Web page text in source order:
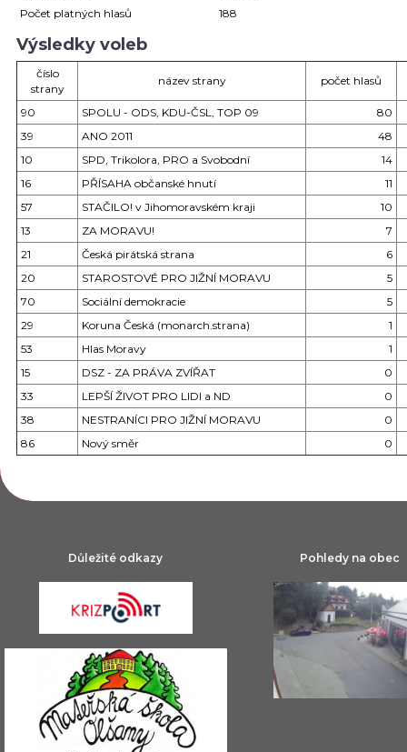
Počet platných hlasů
188
Výsledky voleb
číslo
strany
název strany počet hlasů
90 SPOLU - ODS, KDU-ČSL, TOP 09
80
39
ANO 2011
48
10
SPD, Trikolora, PRO a Svobodní
14
16
PŘÍSAHA občanské hnutí
11
57
STAČILO! v Jihomoravském kraji
10
13
ZA MORAVU!
7
21
Česká pirátská strana
6
20
STAROSTOVÉ PRO JIŽNÍ MORAVU
5
70
Sociální demokracie
5
29
Koruna Česká (monarch.strana)
1
53
Hlas Moravy
1
15
DSZ - ZA PRÁVA ZVÍŘAT
0
33
LEPŠÍ ŽIVOT PRO LIDI a ND
0
38
NESTRANÍCI PRO JIŽNÍ MORAVU
0
86
Nový směr 0
Důležité odkazy Pohledy na obec